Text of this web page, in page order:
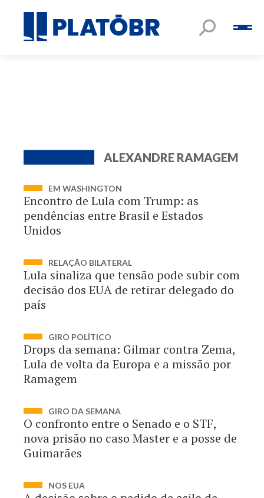
ALEXANDRE RAMAGEM
EM WASHINGTON
Encontro de Lula com Trump: as
pendências entre Brasil e Estados
Unidos
RELAÇÃO BILATERAL
Lula sinaliza que tensão pode subir com
decisão dos EUA de retirar delegado do
país
GIRO POLÍTICO
Drops da semana: Gilmar contra Zema,
Lula de volta da Europa e a missão por
Ramagem
GIRO DA SEMANA
O confronto entre o Senado e o STF,
nova prisão no caso Master e a posse de
Guimarães
NOS EUA